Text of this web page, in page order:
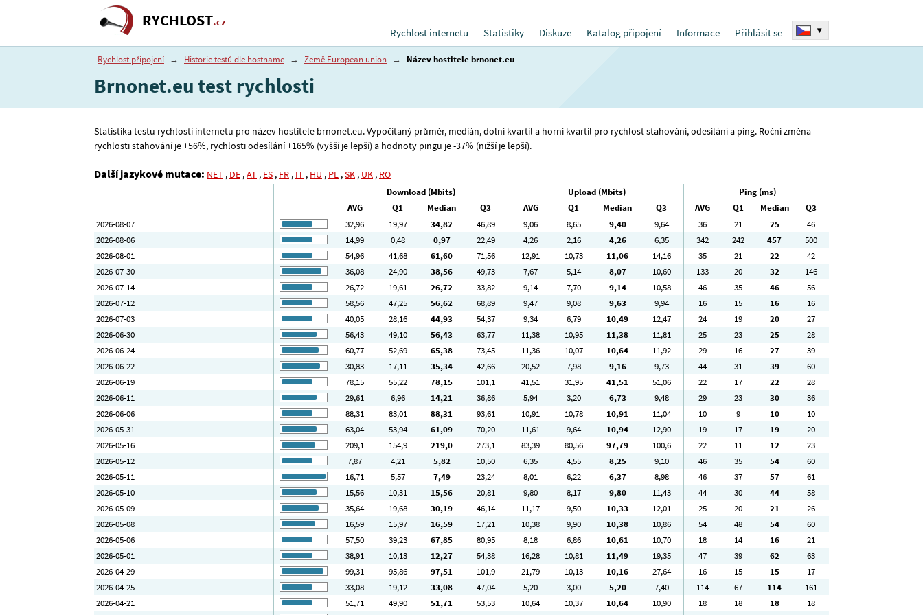
RYCHLOST.cz
Rychlost internetu
Statistiky Diskuze Katalog připojení Informace Přihlásit se ▾
Rychlost připojení → Historie testů dle hostname → Země European union → Název hostitele brnonet.eu
Brnonet.eu test rychlosti
Statistika testu rychlosti internetu pro název hostitele brnonet.eu. Vypočítaný průměr, medián, dolní kvartil a horní kvartil pro rychlost stahování, odesílání a ping. Roční změna
rychlosti stahování je +56%, rychlosti odesílání +165% (vyšší je lepší) a hodnoty pingu je -37% (nižší je lepší).
Další jazykové mutace: NET , DE ,AT , ES , FR , IT , HU , PL ,SK , UK , RO
Download (Mbits) Upload (Mbits)
Ping (ms)
AVG
Q1 Median Q3 AVG Q1 Median Q3 AVG Q1 Median
Q3
2026-08-07
32,96 19,97 34,82 46,89 9,06 8,65 9,40 9,64 36 21 25
46
2026-08-06
14,99 0,48 0,97 22,49 4,26 2,16 4,26 6,35 342 242 457
500
2026-08-01
54,96 41,68 61,60 71,56 12,91 10,73 11,06 14,16 35 21 22
42
2026-07-30
36,08 24,90 38,56 49,73 7,67 5,14 8,07 10,60 133 20 32
146
2026-07-14
26,72 19,61 26,72 33,82 9,14 7,70 9,14 10,58 46 35 46
56
2026-07-12
58,56 47,25 56,62 68,89 9,47 9,08 9,63 9,94 16 15 16
16
2026-07-03
40,05 28,16 44,93 54,37 9,34 6,79 10,49 12,47 24 19 20
27
2026-06-30
56,43 49,10 56,43 63,77 11,38 10,95 11,38 11,81 25 23 25
28
2026-06-24
60,77 52,69 65,38 73,45 11,36 10,07 10,64 11,92 29 16 27
39
2026-06-22
30,83 17,11 35,34 42,66 20,52 7,98 9,16 9,73 44 31 39
60
2026-06-19
78,15 55,22 78,15 101,1 41,51 31,95 41,51 51,06 22 17 22
28
2026-06-11
29,61 6,96 14,21 36,86 5,94 3,20 6,73 9,48 29 23 30
36
2026-06-06
88,31 83,01 88,31 93,61 10,91 10,78 10,91 11,04 10 9 10
10
2026-05-31
63,04 53,94 61,09 70,20 11,61 9,64 10,94 12,90 19 17 19
20
2026-05-16
209,1 154,9 219,0 273,1 83,39 80,56 97,79 100,6 22 11 12
23
2026-05-12
7,87 4,21 5,82 10,50 6,35 4,55 8,25 9,10 46 35 54
60
2026-05-11
16,71 5,57 7,49 23,24 8,01 6,22 6,37 8,98 46 37 57
61
2026-05-10
15,56 10,31 15,56 20,81 9,80 8,17 9,80 11,43 44 30 44
58
2026-05-09
35,64 19,68 30,19 46,14 11,17 9,50 10,33 12,01 25 20 21
26
2026-05-08
16,59 15,97 16,59 17,21 10,38 9,90 10,38 10,86 54 48 54
60
2026-05-06
57,50 39,23 67,85 80,95 8,18 6,86 10,61 10,70 18 14 16
21
2026-05-01
38,91 10,13 12,27 54,38 16,28 10,81 11,49 19,35 47 39 62
63
2026-04-29
99,31 95,86 97,51 101,9 21,79 10,13 10,16 27,64 16 15 15
17
2026-04-25
33,08 19,12 33,08 47,04 5,20 3,00 5,20 7,40 114 67 114
161
2026-04-21
51,71 49,90 51,71 53,53 10,64 10,37 10,64 10,90 18 18 18
18